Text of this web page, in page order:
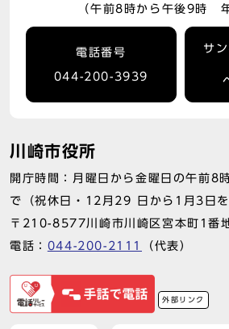
（午前8時から午後9時
電話番号
044-200-3939
サ
川崎市役所
開庁時間：月曜日から金曜日の午前8
で（祝休日・12月29 日から1月3日を
〒210-8577川崎市川崎区宮本町1番
電話： 044-200-2111 （代表）
外部リンク